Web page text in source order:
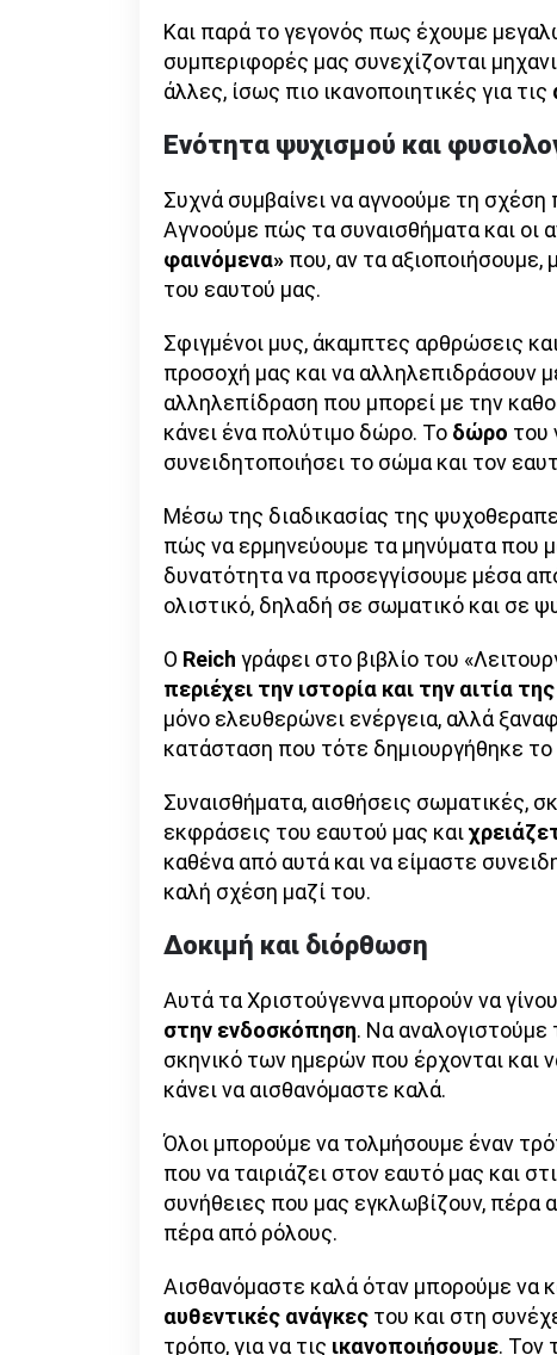
Και παρά το γεγονός πως έχουμε
συμπεριφορές μας συνεχίζονται
άλλες, ίσως πιο ικανοποιητικές για τις
Ενότητα ψυχισμού και
Συχνά συμβαίνει να αγνοούμε τη
Αγνοούμε πώς τα συναισθήματα και οι
φαινόμενα» που, αν τα
του εαυτού μας.
Σφιγμένοι μυς, άκαμπτες αρθρώσεις
προσοχή μας και να αλληλεπιδράσουν
αλληλεπίδραση που μπορεί με την
κάνει ένα πολύτιμο δώρο. Το δώρο του
συνειδητοποιήσει το σώμα και τον
Μέσω της διαδικασίας της
πώς να ερμηνεύουμε τα μηνύματα που
δυνατότητα να προσεγγίσουμε μέσα
ολιστικό, δηλαδή σε σωματικό και σε
Ο Reich γράφει στο βιβλίο του
περιέχει την ιστορία και την αιτία
μόνο ελευθερώνει ενέργεια, αλλά
κατάσταση που τότε δημιουργήθηκε
Συναισθήματα, αισθήσεις σωματικές,
εκφράσεις του εαυτού μας και
καθένα από αυτά και να είμαστε
καλή σχέση μαζί του.
Δοκιμή και διόρθωση
Αυτά τα Χριστούγεννα μπορούν να
στην ενδοσκόπηση. Να αναλογιστούμε
σκηνικό των ημερών που έρχονται και
κάνει να αισθανόμαστε καλά.
Όλοι μπορούμε να τολμήσουμε έναν
που να ταιριάζει στον εαυτό μας και
συνήθειες που μας εγκλωβίζουν, πέρα
πέρα από ρόλους.
Αισθανόμαστε καλά όταν μπορούμε να
αυθεντικές ανάγκες του και στη
τρόπο, για να τις ικανοποιήσουμε. Τον